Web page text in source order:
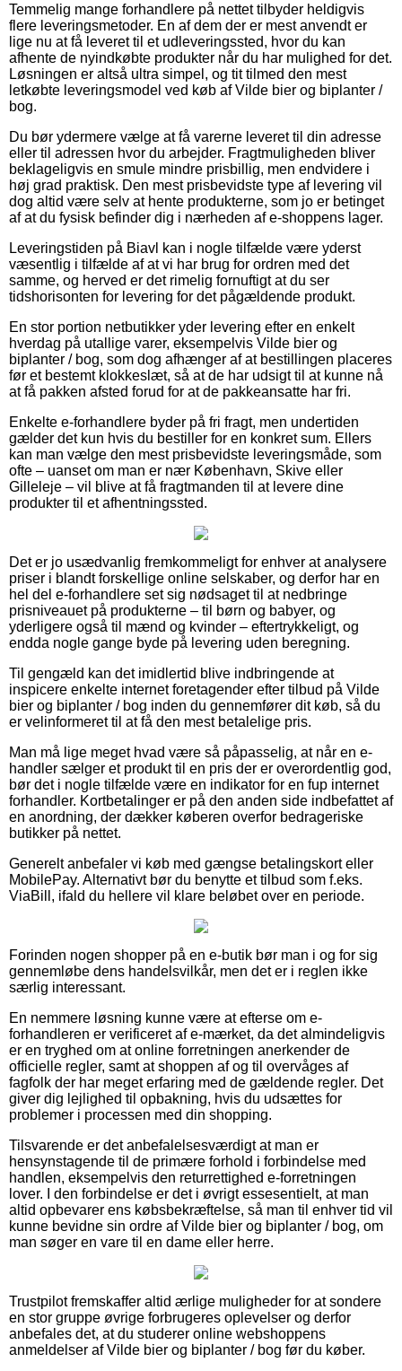
Temmelig mange forhandlere på nettet tilbyder heldigvis
flere leveringsmetoder. En af dem der er mest anvendt er
lige nu at få leveret til et udleveringssted, hvor du kan
afhente de nyindkøbte produkter når du har mulighed for det.
Løsningen er altså ultra simpel, og tit tilmed den mest
letkøbte leveringsmodel ved køb af Vilde bier og biplanter /
bog.
Du bør ydermere vælge at få varerne leveret til din adresse
eller til adressen hvor du arbejder. Fragtmuligheden bliver
beklageligvis en smule mindre prisbillig, men endvidere i
høj grad praktisk. Den mest prisbevidste type af levering vil
dog altid være selv at hente produkterne, som jo er betinget
af at du fysisk befinder dig i nærheden af e-shoppens lager.
Leveringstiden på Biavl kan i nogle tilfælde være yderst
væsentlig i tilfælde af at vi har brug for ordren med det
samme, og herved er det rimelig fornuftigt at du ser
tidshorisonten for levering for det pågældende produkt.
En stor portion netbutikker yder levering efter en enkelt
hverdag på utallige varer, eksempelvis Vilde bier og
biplanter / bog, som dog afhænger af at bestillingen placeres
før et bestemt klokkeslæt, så at de har udsigt til at kunne nå
at få pakken afsted forud for at de pakkeansatte har fri.
Enkelte e-forhandlere byder på fri fragt, men undertiden
gælder det kun hvis du bestiller for en konkret sum. Ellers
kan man vælge den mest prisbevidste leveringsmåde, som
ofte – uanset om man er nær København, Skive eller
Gilleleje – vil blive at få fragtmanden til at levere dine
produkter til et afhentningssted.
Det er jo usædvanlig fremkommeligt for enhver at analysere
priser i blandt forskellige online selskaber, og derfor har en
hel del e-forhandlere set sig nødsaget til at nedbringe
prisniveauet på produkterne – til børn og babyer, og
yderligere også til mænd og kvinder – eftertrykkeligt, og
endda nogle gange byde på levering uden beregning.
Til gengæld kan det imidlertid blive indbringende at
inspicere enkelte internet foretagender efter tilbud på Vilde
bier og biplanter / bog inden du gennemfører dit køb, så du
er velinformeret til at få den mest betalelige pris.
Man må lige meget hvad være så påpasselig, at når en e-
handler sælger et produkt til en pris der er overordentlig god,
bør det i nogle tilfælde være en indikator for en fup internet
forhandler. Kortbetalinger er på den anden side indbefattet af
en anordning, der dækker køberen overfor bedrageriske
butikker på nettet.
Generelt anbefaler vi køb med gængse betalingskort eller
MobilePay. Alternativt bør du benytte et tilbud som f.eks.
ViaBill, ifald du hellere vil klare beløbet over en periode.
Forinden nogen shopper på en e-butik bør man i og for sig
gennemløbe dens handelsvilkår, men det er i reglen ikke
særlig interessant.
En nemmere løsning kunne være at efterse om e-
forhandleren er verificeret af e-mærket, da det almindeligvis
er en tryghed om at online forretningen anerkender de
officielle regler, samt at shoppen af og til overvåges af
fagfolk der har meget erfaring med de gældende regler. Det
giver dig lejlighed til opbakning, hvis du udsættes for
problemer i processen med din shopping.
Tilsvarende er det anbefalelsesværdigt at man er
hensynstagende til de primære forhold i forbindelse med
handlen, eksempelvis den returrettighed e-forretningen
lover. I den forbindelse er det i øvrigt essesentielt, at man
altid opbevarer ens købsbekræftelse, så man til enhver tid vil
kunne bevidne sin ordre af Vilde bier og biplanter / bog, om
man søger en vare til en dame eller herre.
Trustpilot fremskaffer altid ærlige muligheder for at sondere
en stor gruppe øvrige forbrugeres oplevelser og derfor
anbefales det, at du studerer online webshoppens
anmeldelser af Vilde bier og biplanter / bog før du køber.